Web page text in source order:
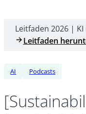
Leitfaden 2026 |
Leitfaden
AI Podcasts